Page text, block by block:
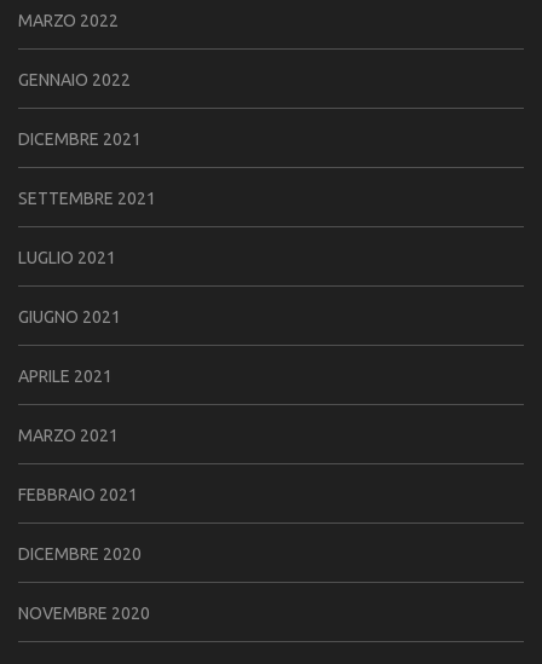
MARZO 2022
GENNAIO 2022
DICEMBRE 2021
SETTEMBRE 2021
LUGLIO 2021
GIUGNO 2021
APRILE 2021
MARZO 2021
FEBBRAIO 2021
DICEMBRE 2020
NOVEMBRE 2020